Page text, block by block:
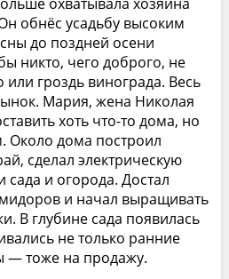
обнёс усадьбу высоким
до поздней осени
никто, чего доброго, не
или гроздь винограда. Весь
Мария, жена Николая
хоть что-то дома, но
Около дома построил
сделал электрическую
сада и огорода. Достал
и начал выращивать
В глубине сада появилась
не только ранние
— тоже на продажу.